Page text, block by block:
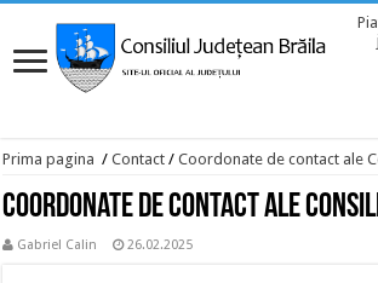
Prima pagina / Contact / Coordonate de contact ale
Coordonate de contact ale
Gabriel Calin 26.02.2025